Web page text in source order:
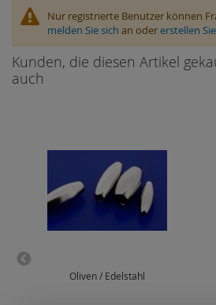
Nur registrierte Benutzer können
melden Sie sich an odererstellen
Kunden, die diesen Artikel
auch
Oliven / Edelstahl